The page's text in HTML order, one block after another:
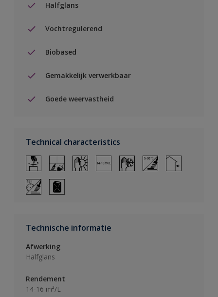
Halfglans
Vochtregulerend
Biobased
Gemakkelijk verwerkbaar
Goede weervastheid
Technical characteristics
Technische informatie
Afwerking
Halfglans
Rendement
14-16 m²/L